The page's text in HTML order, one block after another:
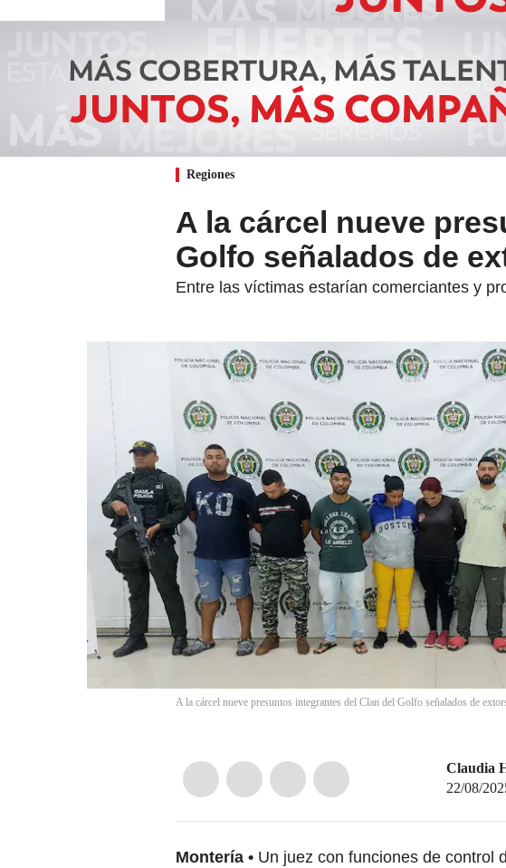
Regiones
A la cárcel nueve
Golfo señalados de
Entre las víctimas estarían comerciantes y
A la cárcel nueve presuntos integrantes del Clan del Golfo señalados de
Claudia
22/08/
Montería
Un juez con funciones de control